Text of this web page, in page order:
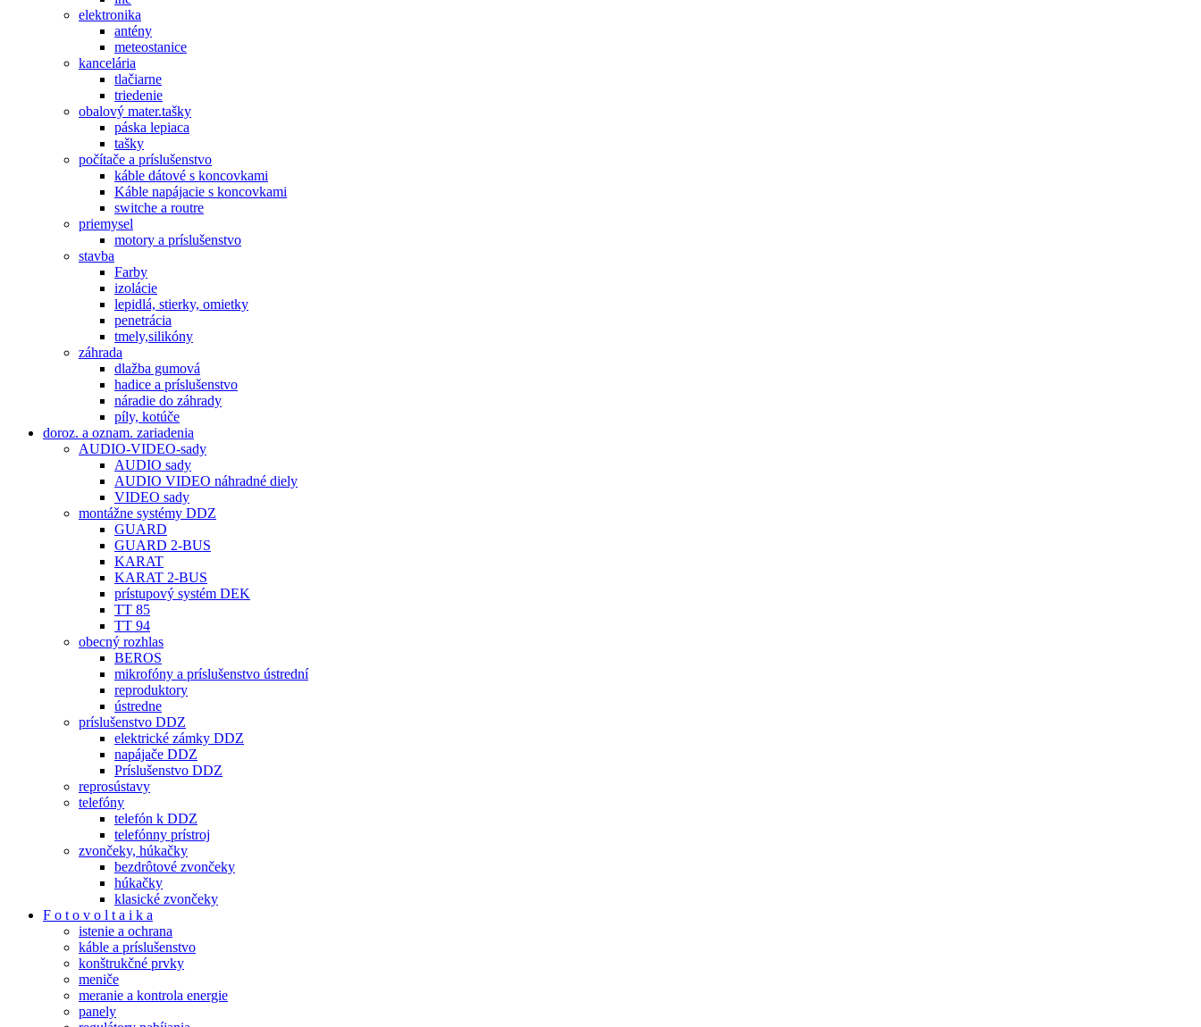
elektronika
antény
meteostanice
kancelária
tlačiarne
triedenie
obalový mater.tašky
páska lepiaca
tašky
počítače a príslušenstvo
káble dátové s koncovkami
Káble napájacie s koncovkami
switche a routre
priemysel
motory a príslušenstvo
stavba
Farby
izolácie
lepidlá, stierky, omietky
penetrácia
tmely,silikóny
záhrada
dlažba gumová
hadice a príslušenstvo
náradie do záhrady
píly, kotúče
doroz. a oznam. zariadenia
AUDIO-VIDEO-sady
AUDIO sady
AUDIO VIDEO náhradné diely
VIDEO sady
montážne systémy DDZ
GUARD
GUARD 2-BUS
KARAT
KARAT 2-BUS
prístupový systém DEK
TT 85
TT 94
obecný rozhlas
BEROS
mikrofóny a príslušenstvo ústrední
reproduktory
ústredne
príslušenstvo DDZ
elektrické zámky DDZ
napájače DDZ
Príslušenstvo DDZ
reprosústavy
telefóny
telefón k DDZ
telefónny prístroj
zvončeky, húkačky
bezdrôtové zvončeky
húkačky
klasické zvončeky
F o t o v o l t a i k a
istenie a ochrana
káble a príslušenstvo
konštrukčné prvky
meniče
meranie a kontrola energie
panely